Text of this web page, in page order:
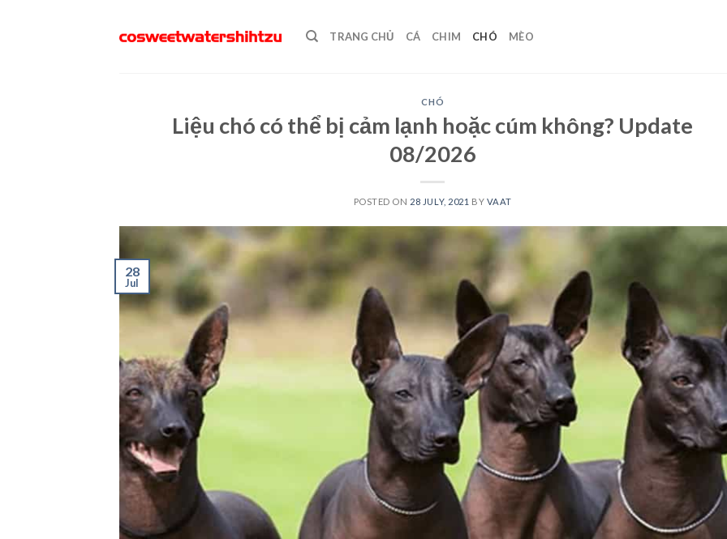
TRANG CHỦ CÁ CHIM CHÓ MÈO
CHÓ
Liệu chó có thể bị cảm lạnh hoặc cúm không? Update
08/2026
POSTED ON 28 JULY, 2021 BY VAAT
28
Jul